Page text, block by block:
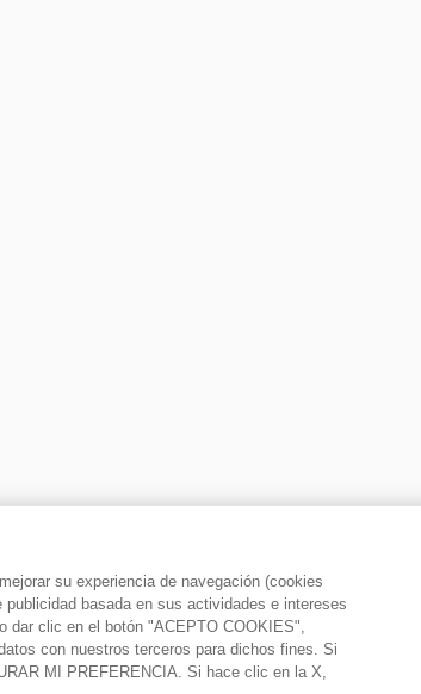
su experiencia de navegación (cookies
basada en sus actividades e intereses
dar clic en el botón "ACEPTO COOKIES",
con nuestros terceros para dichos fines. Si
MI PREFERENCIA. Si hace clic en la X,